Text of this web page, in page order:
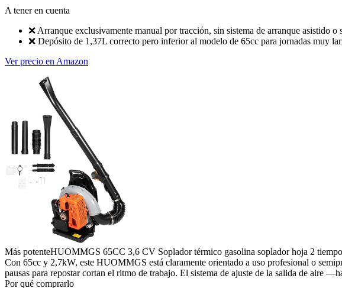
A tener en cuenta
❌ Arranque exclusivamente manual por tracción, sin sistema de arranque asistido o
❌ Depósito de 1,37L correcto pero inferior al modelo de 65cc para jornadas muy
Ver precio en Amazon
Más potenteHUOMMGS 65CC 3,6 CV Soplador térmico gasolina soplador hoja 2
Con 65cc y 2,7kW, este HUOMMGS está claramente orientado a uso profesional o
pausas para repostar cortan el ritmo de trabajo. El sistema de ajuste de la salida de aire
Por qué comprarlo